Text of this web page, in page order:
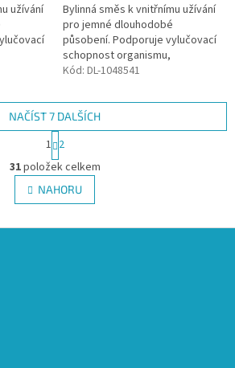
užívání
Bylinná směs k vnitřnímu užívání
pro jemné dlouhodobé
působení. Podporuje vylučovací
schopnost organismu,
napomáhá šetrné
ústrojí a rozpouštění usazenin....
Kód: DL-1048541
O
v
l
á
NAČÍST 7 DALŠÍCH
S
t
r
á
n
k
v
1 2
31položek celkem
NAHORU